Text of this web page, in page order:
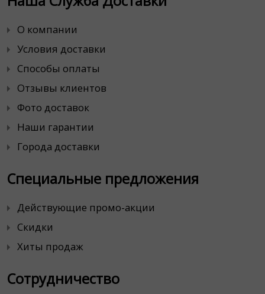
О компании
Условия доставки
Способы оплаты
Отзывы клиентов
Фото доставок
Наши гарантии
Города доставки
Специальные предложения
Действующие промо-акции
Скидки
Хиты продаж
Сотрудничество